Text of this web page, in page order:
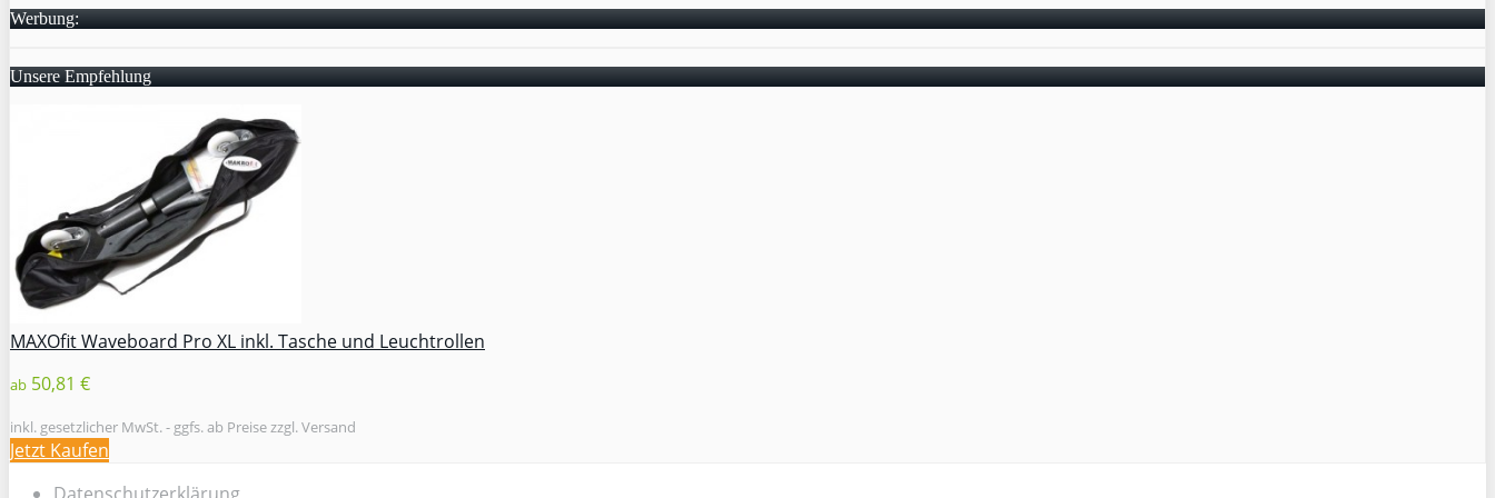
Werbung:
Unsere Empfehlung
MAXOfit Waveboard Pro XL inkl. Tasche und Leuchtrollen
ab 50,81 €
inkl. gesetzlicher MwSt. - ggfs. ab Preise zzgl. Versand
Jetzt Kaufen